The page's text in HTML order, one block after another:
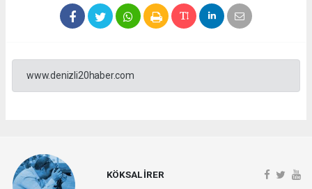
www.denizli20haber.com
KÖKSAL İRER